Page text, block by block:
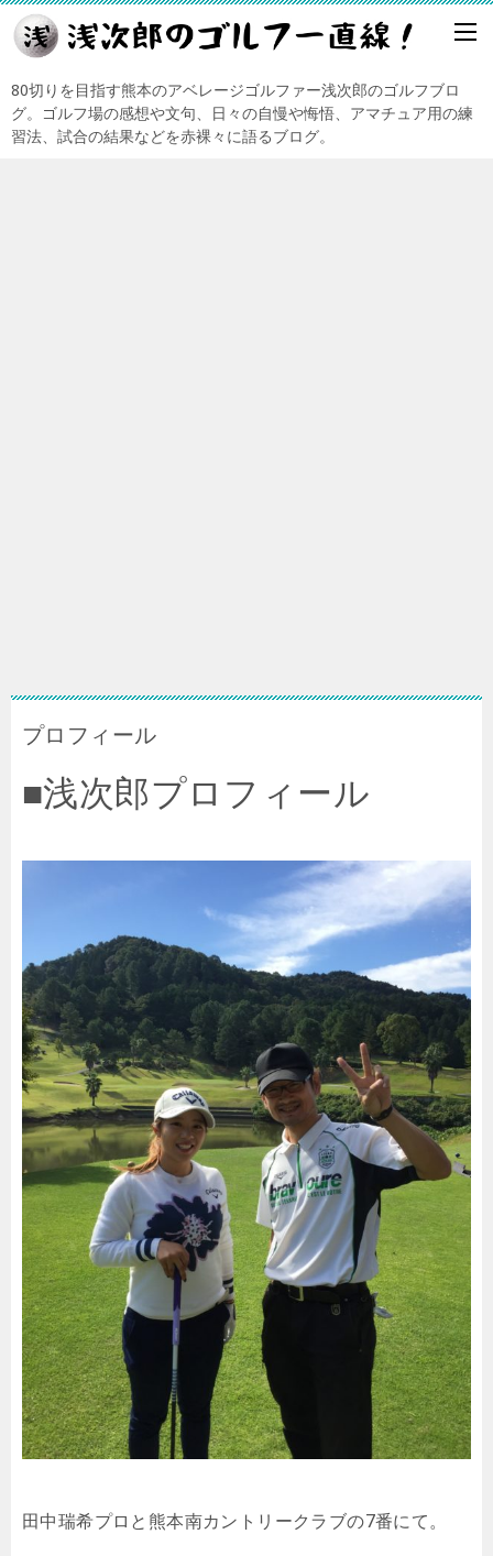
80切りを目指す熊本のアベレージゴルファー浅次郎のゴルフブロ
グ。ゴルフ場の感想や文句、日々の自慢や悔悟、アマチュア用の練
習法、試合の結果などを赤裸々に語るブログ。
プロフィール
■浅次郎プロフィール
田中瑞希プロと熊本南カントリークラブの7番にて。